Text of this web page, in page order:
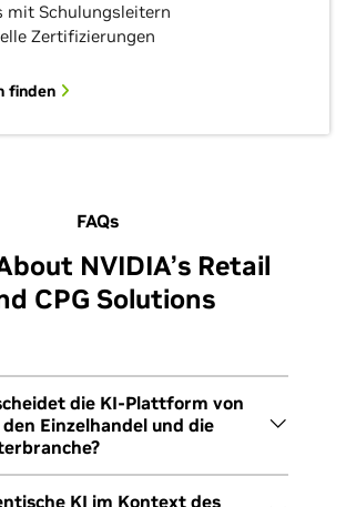
mit Schulungsleitern
Zertifizierungen
finden
FAQs
NVIDIA’s Retail
CPG Solutions
die KI-Plattform von
Einzelhandel und die
einzige Unternehmen für KI-
KI im Kontext des